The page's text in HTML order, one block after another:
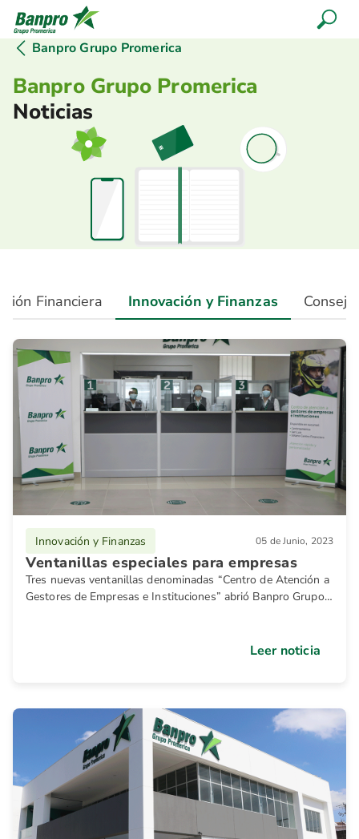
Banpro Grupo Promerica
Banpro Grupo Promerica
Noticias
Financiera Innovación y Finanzas
Innovación y Finanzas 05 de Junio, 2023
Ventanillas especiales para empresas
Tres nuevas ventanillas denominadas “Centro de Atención a
Gestores de Empresas e Instituciones” abrió Banpro Grupo
Leer noticia